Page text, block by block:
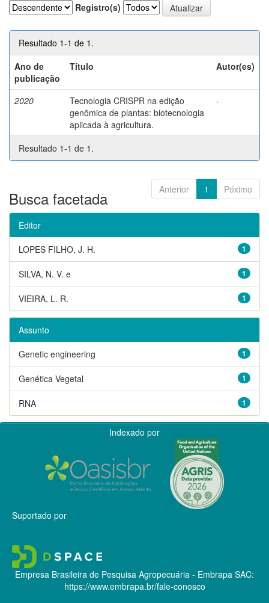
Registro(s)
Resultado 1-1 de 1.
Ano de
publicação
Título Autor(es)
2020
Tecnologia CRISPR na edição
genômica de plantas: biotecnologia
aplicada à agricultura.
-
Resultado 1-1 de 1.
Anterior 1 Póximo
Busca facetada
Editor
1
LOPES FILHO, J. H.
1
SILVA, N. V. e
1
VIEIRA, L. R.
Assunto
1
Genetic engineering
1
Genética Vegetal
1
RNA
Indexado por
Suportado por
Empresa Brasileira de Pesquisa Agropecuária - Embrapa SAC:
https://www.embrapa.br/fale-conosco